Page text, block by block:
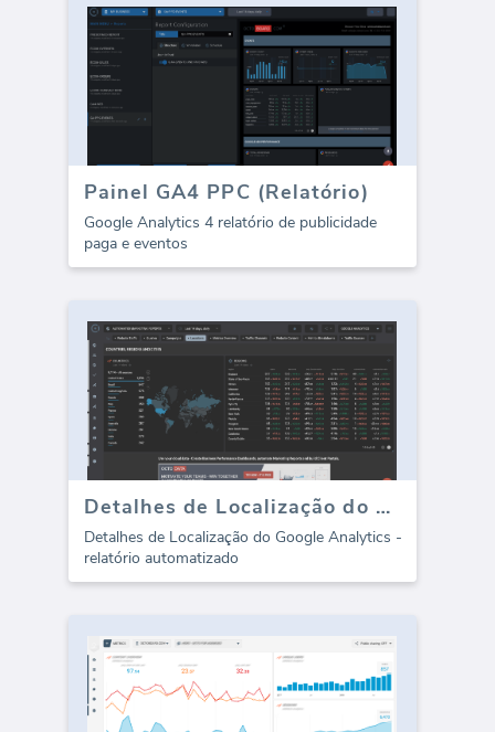
Painel GA4 PPC (Relatório)
Google Analytics 4 relatório de publicidade
paga e eventos
Detalhes de Localização do Google Analytics (relatório)
Detalhes de Localização do Google Analytics -
relatório automatizado